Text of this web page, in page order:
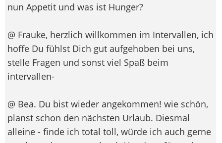
nun Appetit und was ist Hunger?
@ Frauke, herzlich willkommen im Intervallen, ich
hoffe Du fühlst Dich gut aufgehoben bei uns,
stelle Fragen und sonst viel Spaß beim
intervallen-
@ Bea. Du bist wieder angekommen! wie schön,
planst schon den nächsten Urlaub. Diesmal
alleine - finde ich total toll, würde ich auch gerne